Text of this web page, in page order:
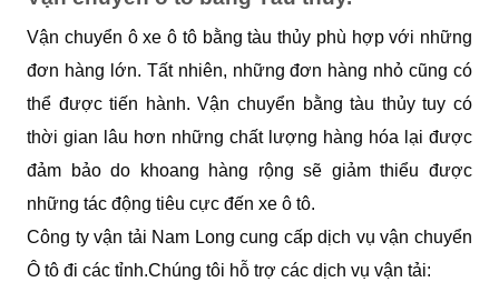
Vận chuyển ô xe ô tô bằng tàu thủy phù hợp với những
đơn hàng lớn. Tất nhiên, những đơn hàng nhỏ cũng có
thể được tiến hành. Vận chuyển bằng tàu thủy tuy có
thời gian lâu hơn những chất lượng hàng hóa lại được
đảm bảo do khoang hàng rộng sẽ giảm thiểu được
những tác động tiêu cực đến xe ô tô.
Công ty vận tải Nam Long cung cấp dịch vụ vận chuyển
Ô tô đi các tỉnh.Chúng tôi hỗ trợ các dịch vụ vận tải: